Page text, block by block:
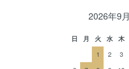
2026年9月
日 月 火 水 木
1
2 3